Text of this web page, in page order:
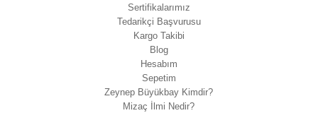
Sertifikalarımız
Tedarikçi Başvurusu
Kargo Takibi
Blog
Hesabım
Sepetim
Zeynep Büyükbay Kimdir?
Mizaç İlmi Nedir?